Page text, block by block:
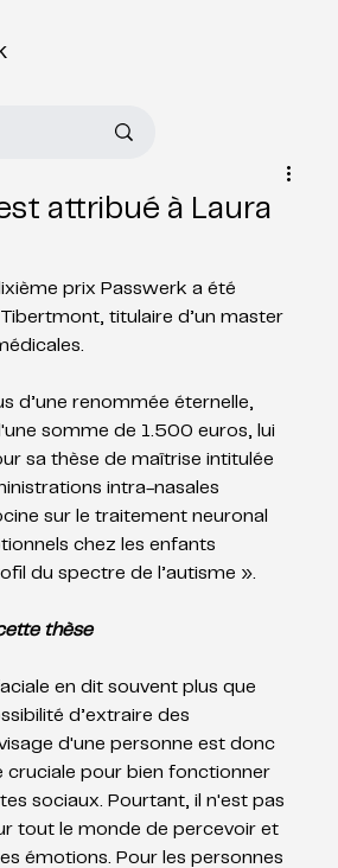
attribué à Laura
prix Passwerk a été
titulaire d’un master
d’une renommée éternelle,
somme de 1.500 euros, lui
sa thèse de maîtrise intitulée
intra-nasales
sur le traitement neuronal
chez les enfants
du spectre de l’autisme ».
thèse
en dit souvent plus que
d’extraire des
d'une personne est donc
cruciale pour bien fonctionner
sociaux. Pourtant, il n'est pas
tout le monde de percevoir et
émotions. Pour les personnes